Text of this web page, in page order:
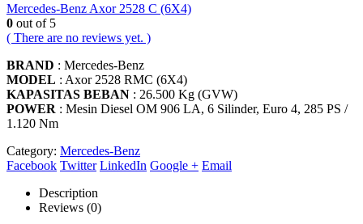
Mercedes-Benz Axor 2528 C (6X4)
0 out of 5
( There are no reviews yet. )
BRAND : Mercedes-Benz
MODEL : Axor 2528 RMC (6X4)
KAPASITAS BEBAN : 26.500 Kg (GVW)
POWER : Mesin Diesel OM 906 LA, 6 Silinder, Euro 4, 285 PS /
1.120 Nm
Category: Mercedes-Benz
Facebook Twitter LinkedIn Google + Email
Description
Reviews (0)